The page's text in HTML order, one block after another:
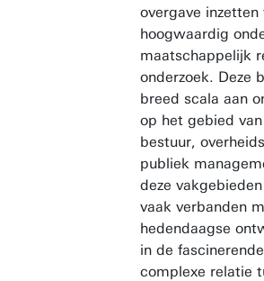
overgave inzetten
hoogwaardig
maatschappelijk
onderzoek. Deze
breed scala aan
op het gebied
bestuur,
publiek
deze
vaak verbanden
hedendaagse
in de
complexe relatie